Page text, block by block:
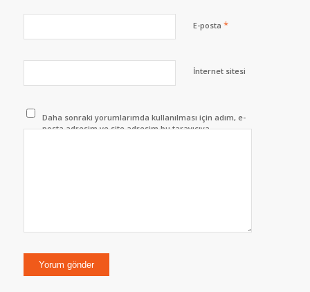
E-posta *
İnternet sitesi
Daha sonraki yorumlarımda kullanılması için adım, e-
posta adresim ve site adresim bu tarayıcıya